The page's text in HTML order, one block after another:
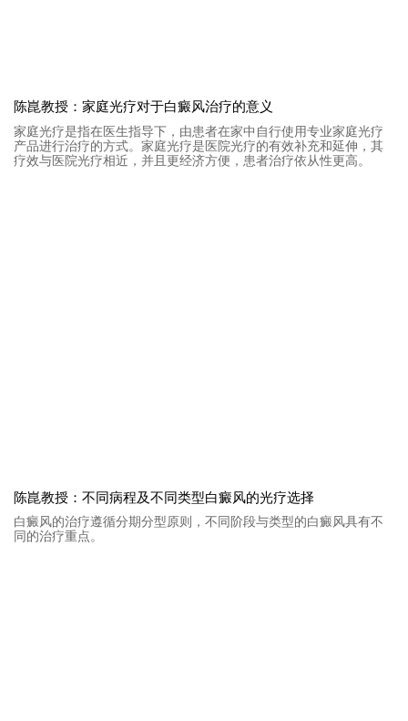
陈崑教授：家庭光疗对于白癜风治疗的意义
家庭光疗是指在医生指导下，由患者在家中自行使用专业家庭光疗
产品进行治疗的方式。家庭光疗是医院光疗的有效补充和延伸，其
疗效与医院光疗相近，并且更经济方便，患者治疗依从性更高。
陈崑教授：不同病程及不同类型白癜风的光疗选择
白癜风的治疗遵循分期分型原则，不同阶段与类型的白癜风具有不
同的治疗重点。